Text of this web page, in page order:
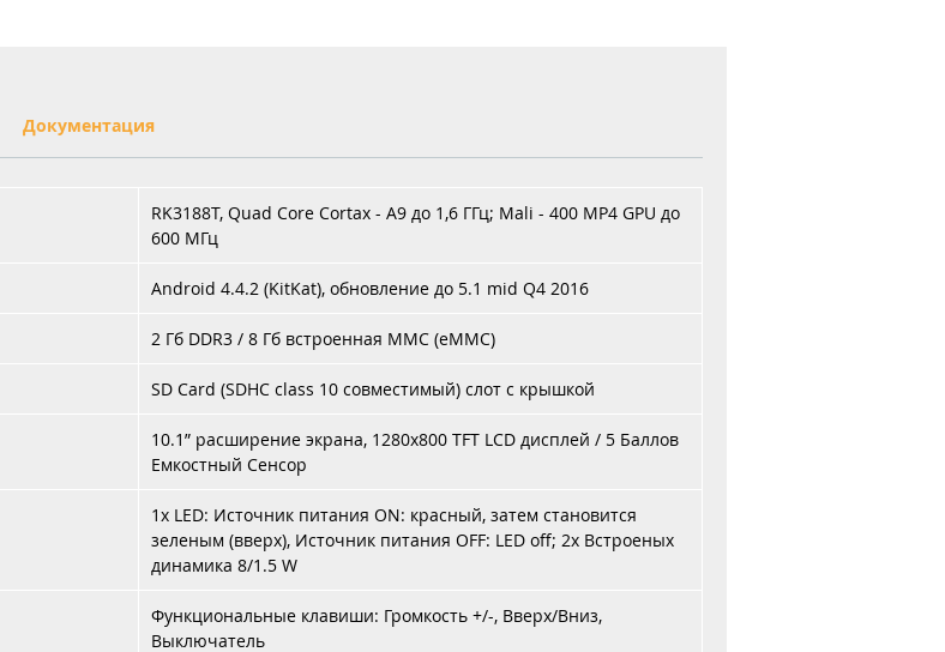
сканирования от Newland - EM2037
Документация
RK3188T, Quad Core Cortax - A9 до 1,6 ГГц; Mali - 400 MP4 GPU до
600 МГц
Android 4.4.2 (KitKat), обновление до 5.1 mid Q4 2016
2 Гб DDR3 / 8 Гб встроенная ММС (eMMC)
SD Card (SDHC class 10 совместимый) слот с крышкой
10.1” расширение экрана, 1280x800 TFT LCD дисплей / 5 Баллов
Емкостный Сенсор
1x LED: Источник питания ON: красный, затем становится
зеленым (вверх), Источник питания OFF: LED off; 2x Встроеных
динамика 8/1.5 W
Функциональные клавиши: Громкость +/-, Вверх/Вниз,
Выключатель